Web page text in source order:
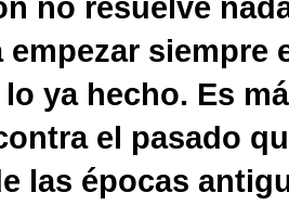
no resuelve
empezar siempre
lo ya hecho. Es
el pasado
las épocas